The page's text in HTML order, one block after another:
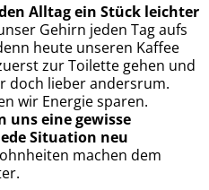
Alltag ein Stück leichter
Gehirn jeden Tag aufs
heute unseren Kaffee
zur Toilette gehen und
doch lieber andersrum.
wir Energie sparen.
uns eine gewisse
Situation neu
machen dem